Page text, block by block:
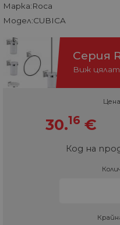
Марка:Roca
Модел:CUBICA
Серия
Виж
30.16 €
Код на